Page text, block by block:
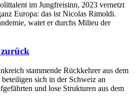
im Jungfreisinn, 2023 vernetzt
Europa: das ist Nicolas Rimoldi.
watet er durchs Milieu der
stammende Rückkehrer aus dem
sich in der Schweiz an
und lose Strukturen aus dem